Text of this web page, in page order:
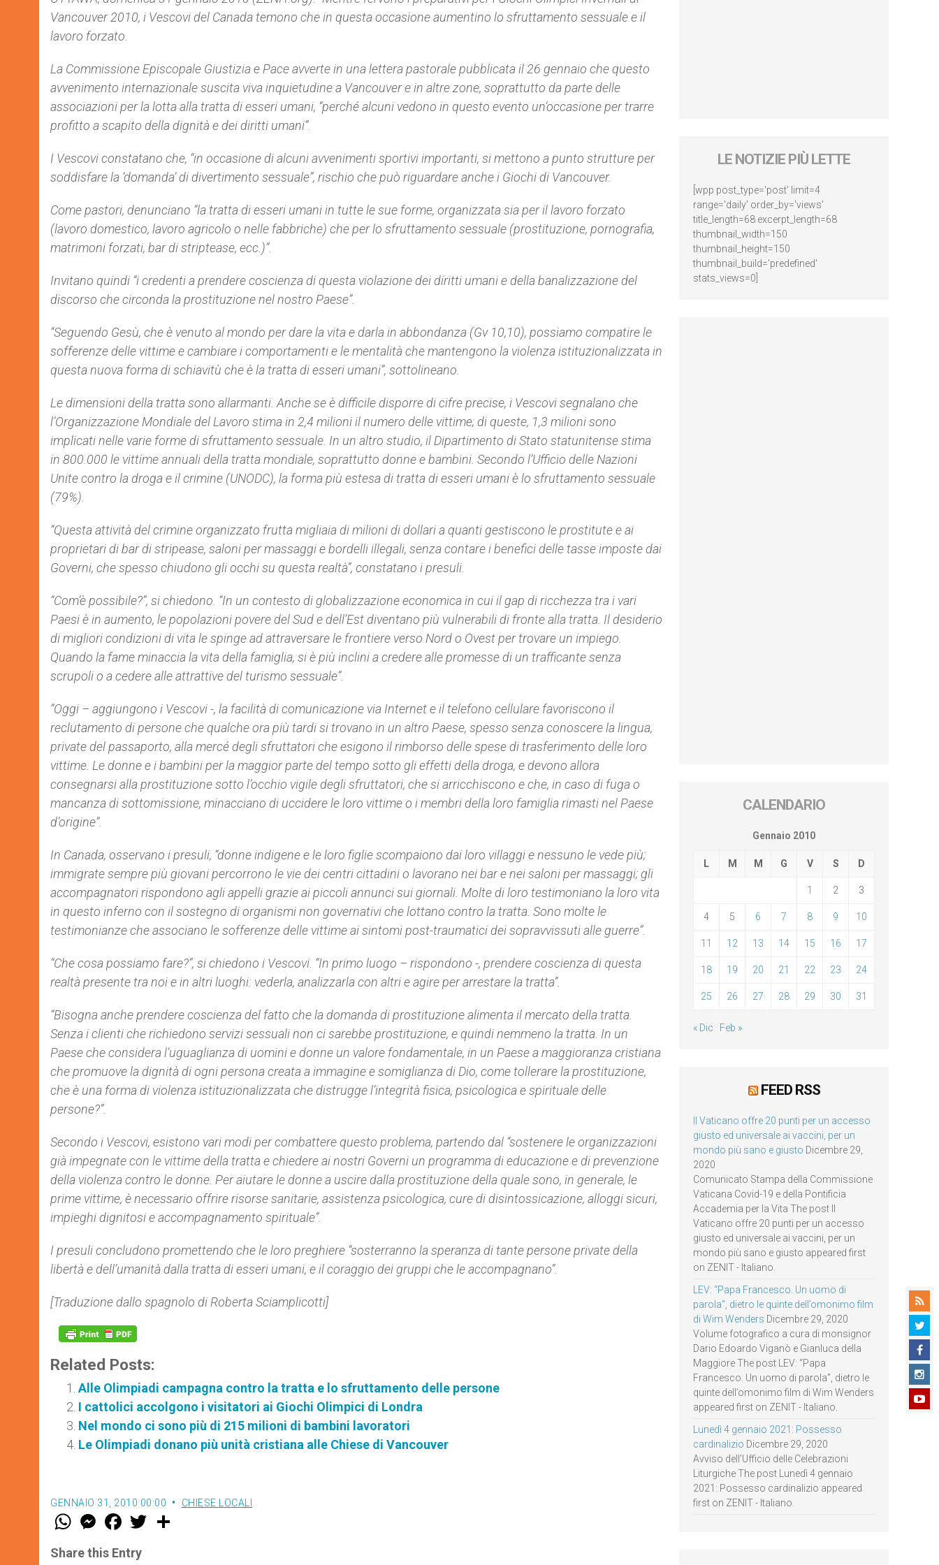
Vancouver 2010, i Vescovi del Canada temono che in questa occasione aumentino lo sfruttamento sessuale e il
lavoro forzato.
La Commissione Episcopale Giustizia e Pace avverte in una lettera pastorale pubblicata il 26 gennaio che questo
avvenimento internazionale suscita viva inquietudine a Vancouver e in altre zone, soprattutto da parte delle
associazioni per la lotta alla tratta di esseri umani, “perché alcuni vedono in questo evento un’occasione per trarre
profitto a scapito della dignità e dei diritti umani”.
I Vescovi constatano che, “in occasione di alcuni avvenimenti sportivi importanti, si mettono a punto strutture per
soddisfare la ‘domanda’ di divertimento sessuale”, rischio che può riguardare anche i Giochi di Vancouver.
Come pastori, denunciano “la tratta di esseri umani in tutte le sue forme, organizzata sia per il lavoro forzato
(lavoro domestico, lavoro agricolo o nelle fabbriche) che per lo sfruttamento sessuale (prostituzione, pornografia,
matrimoni forzati, bar di striptease, ecc.)”.
Invitano quindi “i credenti a prendere coscienza di questa violazione dei diritti umani e della banalizzazione del
discorso che circonda la prostituzione nel nostro Paese”.
“Seguendo Gesù, che è venuto al mondo per dare la vita e darla in abbondanza (Gv 10,10), possiamo compatire le
sofferenze delle vittime e cambiare i comportamenti e le mentalità che mantengono la violenza istituzionalizzata in
questa nuova forma di schiavitù che è la tratta di esseri umani”, sottolineano.
Le dimensioni della tratta sono allarmanti. Anche se è difficile disporre di cifre precise, i Vescovi segnalano che
l’Organizzazione Mondiale del Lavoro stima in 2,4 milioni il numero delle vittime; di queste, 1,3 milioni sono
implicati nelle varie forme di sfruttamento sessuale. In un altro studio, il Dipartimento di Stato statunitense stima
in 800.000 le vittime annuali della tratta mondiale, soprattutto donne e bambini. Secondo l’Ufficio delle Nazioni
Unite contro la droga e il crimine (UNODC), la forma più estesa di tratta di esseri umani è lo sfruttamento sessuale
(79%).
“Questa attività del crimine organizzato frutta migliaia di milioni di dollari a quanti gestiscono le prostitute e ai
proprietari di bar di stripease, saloni per massaggi e bordelli illegali, senza contare i benefici delle tasse imposte dai
Governi, che spesso chiudono gli occhi su questa realtà”, constatano i presuli.
“Com’è possibile?”, si chiedono. “In un contesto di globalizzazione economica in cui il gap di ricchezza tra i vari
Paesi è in aumento, le popolazioni povere del Sud e dell’Est diventano più vulnerabili di fronte alla tratta. Il desiderio
di migliori condizioni di vita le spinge ad attraversare le frontiere verso Nord o Ovest per trovare un impiego.
Quando la fame minaccia la vita della famiglia, si è più inclini a credere alle promesse di un trafficante senza
scrupoli o a cedere alle attrattive del turismo sessuale”.
“Oggi – aggiungono i Vescovi -, la facilità di comunicazione via Internet e il telefono cellulare favoriscono il
reclutamento di persone che qualche ora più tardi si trovano in un altro Paese, spesso senza conoscere la lingua,
private del passaporto, alla mercé degli sfruttatori che esigono il rimborso delle spese di trasferimento delle loro
vittime. Le donne e i bambini per la maggior parte del tempo sotto gli effetti della droga, e devono allora
consegnarsi alla prostituzione sotto l’occhio vigile degli sfruttatori, che si arricchiscono e che, in caso di fuga o
mancanza di sottomissione, minacciano di uccidere le loro vittime o i membri della loro famiglia rimasti nel Paese
d’origine”.
In Canada, osservano i presuli, “donne indigene e le loro figlie scompaiono dai loro villaggi e nessuno le vede più;
immigrate sempre più giovani percorrono le vie dei centri cittadini o lavorano nei bar e nei saloni per massaggi; gli
accompagnatori rispondono agli appelli grazie ai piccoli annunci sui giornali. Molte di loro testimoniano la loro vita
in questo inferno con il sostegno di organismi non governativi che lottano contro la tratta. Sono molte le
testimonianze che associano le sofferenze delle vittime ai sintomi post-traumatici dei sopravvissuti alle guerre”.
“Che cosa possiamo fare?”, si chiedono i Vescovi. “In primo luogo – rispondono -, prendere coscienza di questa
realtà presente tra noi e in altri luoghi: vederla, analizzarla con altri e agire per arrestare la tratta”.
“Bisogna anche prendere coscienza del fatto che la domanda di prostituzione alimenta il mercato della tratta.
Senza i clienti che richiedono servizi sessuali non ci sarebbe prostituzione, e quindi nemmeno la tratta. In un
Paese che considera l’uguaglianza di uomini e donne un valore fondamentale, in un Paese a maggioranza cristiana
che promuove la dignità di ogni persona creata a immagine e somiglianza di Dio, come tollerare la prostituzione,
che è una forma di violenza istituzionalizzata che distrugge l’integrità fisica, psicologica e spirituale delle
persone?”.
Secondo i Vescovi, esistono vari modi per combattere questo problema, partendo dal “sostenere le organizzazioni
già impegnate con le vittime della tratta e chiedere ai nostri Governi un programma di educazione e di prevenzione
della violenza contro le donne. Per aiutare le donne a uscire dalla prostituzione della quale sono, in generale, le
prime vittime, è necessario offrire risorse sanitarie, assistenza psicologica, cure di disintossicazione, alloggi sicuri,
impieghi dignitosi e accompagnamento spirituale”.
I presuli concludono promettendo che le loro preghiere “sosterranno la speranza di tante persone private della
libertà e dell’umanità dalla tratta di esseri umani, e il coraggio dei gruppi che le accompagnano”.
[Traduzione dallo spagnolo di Roberta Sciamplicotti]
Related Posts:
Alle Olimpiadi campagna contro la tratta e lo sfruttamento delle persone
I cattolici accolgono i visitatori ai Giochi Olimpici di Londra
Nel mondo ci sono più di 215 milioni di bambini lavoratori
Le Olimpiadi donano più unità cristiana alle Chiese di Vancouver
GENNAIO 31, 2010 00:00 CHIESE LOCALI
W
t
s
M
e
s
e
F
a
e
b
w
Share this Entry
LE NOTIZIE PIÙ LETTE
[wpp post_type='post' limit=4
range='daily' order_by='views'
title_length=68 excerpt_length=68
thumbnail_width=150
thumbnail_height=150
thumbnail_build='predefined'
stats_views=0]
CALENDARIO
Gennaio 2010
L M M G V S D
1 2 3
4 5 6 7 8 9 10
11 12 13 14 15 16 17
18 19 20 21 22 23 24
25 26 27 28 29 30 31
« Dic Feb »
FEED RSS
Il Vaticano offre 20 punti per un accesso
giusto ed universale ai vaccini, per un
mondo più sano e giusto Dicembre 29,
2020
Comunicato Stampa della Commissione
Vaticana Covid-19 e della Pontificia
Accademia per la Vita The post Il
Vaticano offre 20 punti per un accesso
giusto ed universale ai vaccini, per un
mondo più sano e giusto appeared first
on ZENIT - Italiano.
LEV: “Papa Francesco. Un uomo di
parola”, dietro le quinte dell’omonimo film
di Wim Wenders Dicembre 29, 2020
Volume fotografico a cura di monsignor
Dario Edoardo Viganò e Gianluca della
Maggiore The post LEV: “Papa
Francesco. Un uomo di parola”, dietro le
quinte dell’omonimo film di Wim Wenders
appeared first on ZENIT - Italiano.
Lunedì 4 gennaio 2021: Possesso
cardinalizio Dicembre 29, 2020
Avviso dell’Ufficio delle Celebrazioni
Liturgiche The post Lunedì 4 gennaio
2021: Possesso cardinalizio appeared
first on ZENIT - Italiano.